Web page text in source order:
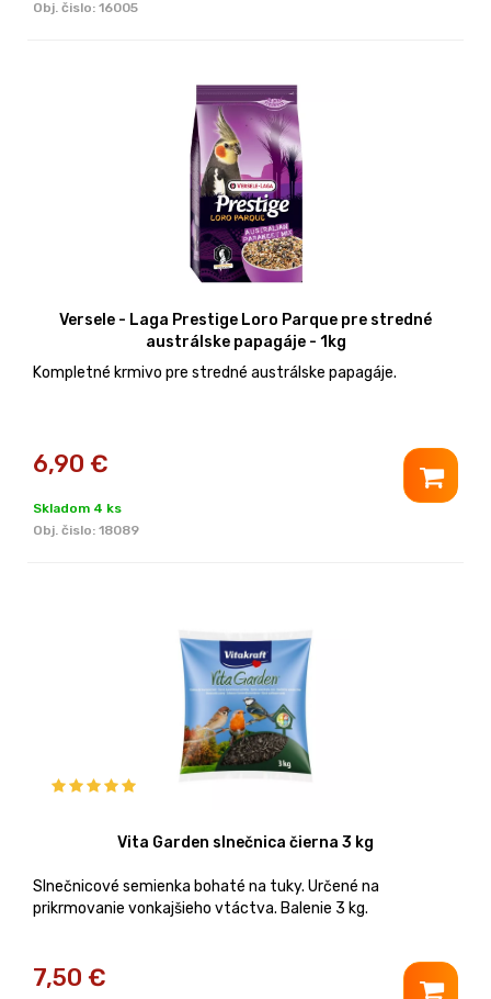
Obj. čislo: 16005
Versele - Laga Prestige Loro Parque pre stredné
austrálske papagáje - 1kg
Kompletné krmivo pre stredné austrálske papagáje.
6,90 €
Skladom 4 ks
Obj. čislo: 18089
Vita Garden slnečnica čierna 3 kg
Slnečnicové semienka bohaté na tuky. Určené na
prikrmovanie vonkajšieho vtáctva. Balenie 3 kg.
7,50 €